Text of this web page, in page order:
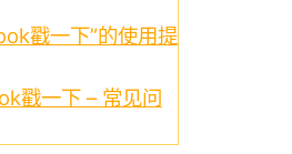
戳一下”的使用提
戳一下 – 常见问